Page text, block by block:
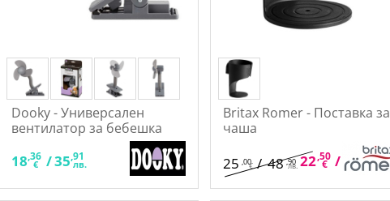
Dooky - Универсален
вентилатор за бебешка
количка, кошара и стол за
кола
18,36
€ /35,91
лв.
Britax Romer - Поставка за
чаша
25 ,00€/48 ,90
лв. 22,50
€ /44 ,01
лв.